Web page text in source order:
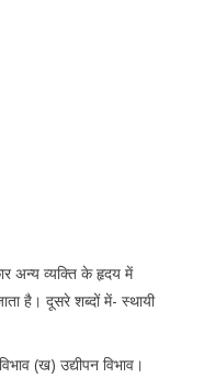
अन्य व्यक्ति के हृदय में
है। दूसरे शब्दों में- स्थायी
(ख) उद्यीपन विभाव।